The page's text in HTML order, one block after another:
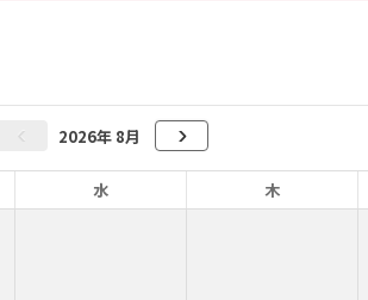
2026年 8月
水 木